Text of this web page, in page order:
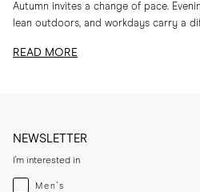
Autumn invites a change of pace.
lean outdoors, and workdays carry a
READ MORE
NEWSLETTER
I'm interested in
Menswear
Men's